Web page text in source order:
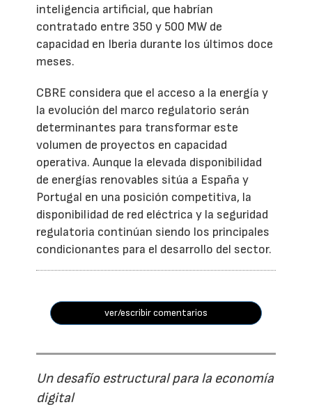
inteligencia artificial, que habrían
contratado entre 350 y 500 MW de
capacidad en Iberia durante los últimos doce
meses.
CBRE considera que el acceso a la energía y
la evolución del marco regulatorio serán
determinantes para transformar este
volumen de proyectos en capacidad
operativa. Aunque la elevada disponibilidad
de energías renovables sitúa a España y
Portugal en una posición competitiva, la
disponibilidad de red eléctrica y la seguridad
regulatoria continúan siendo los principales
condicionantes para el desarrollo del sector.
ver/escribir comentarios
Un desafío estructural para la economía
digital